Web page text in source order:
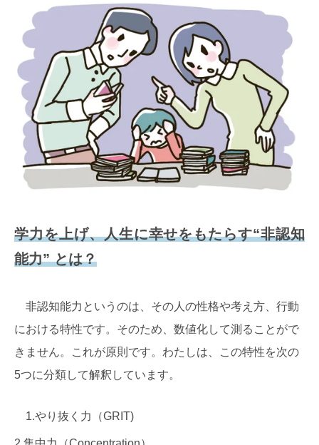
学力を上げ、人生に幸せをもたらす“非認知
能力” とは？
非認知能力というのは、その人の性格や考え方、行動
における特性です。そのため、数値化して測ることがで
きません。これが原則です。わたしは、この特性を次の
5つに分類して解釈しています。
1.やり抜く力（GRIT)